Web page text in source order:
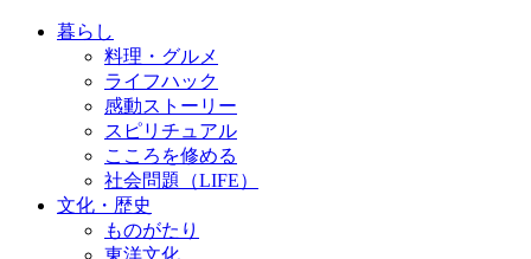
暮らし
料理・グルメ
ライフハック
感動ストーリー
スピリチュアル
こころを修める
社会問題（LIFE）
文化・歴史
ものがたり